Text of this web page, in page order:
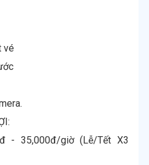
vé
- 35,000đ/giờ (Lễ/Tết X3